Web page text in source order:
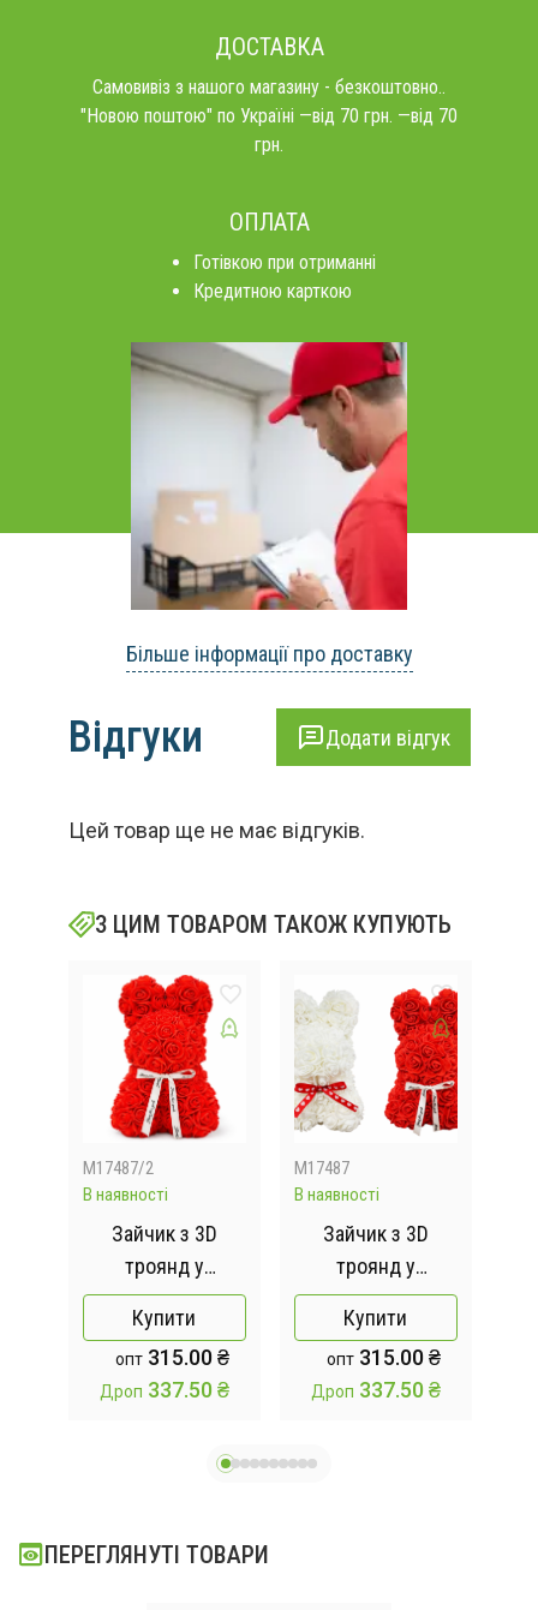
ДОСТАВКА
Самовивіз з нашого магазину - безкоштовно..
"Новою поштою" по Україні —від 70 грн. —від 70
грн.
ОПЛАТА
Готівкою при отриманні
Кредитною карткою
Більше інформації про доставку
Відгуки Додати відгук
Цей товар ще не має відгуків.
З ЦИМ ТОВАРОМ ТАКОЖ КУПУЮТЬ
M17487/2
В наявності
Зайчик з 3D
троянд у
подарунковій
коробці KR-21
17/17/25см
Червоний
Купити
опт315.00 ₴
Дроп 337.50 ₴
M17487
В наявності
Зайчик з 3D
троянд у
подарунковій
коробці KR-21
17/17/25см
Купити
опт315.00 ₴
Дроп 337.50 ₴
ПЕРЕГЛЯНУТІ ТОВАРИ